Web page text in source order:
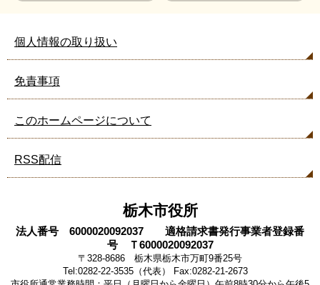
個人情報の取り扱い
免責事項
このホームページについて
RSS配信
栃木市役所
法人番号 6000020092037 適格請求書発行事業者登録番
号 Ｔ6000020092037
〒328-8686 栃木県栃木市万町9番25号
Tel:0282-22-3535（代表） Fax:0282-21-2673